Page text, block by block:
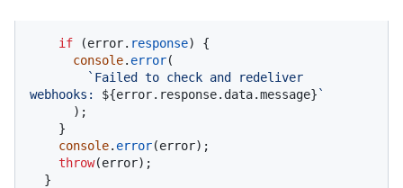
if (error. response) {
console. error(
`Failed to check and redeliver
webhooks: ${error.response.data.message} `
console. error(error);
throw(error);